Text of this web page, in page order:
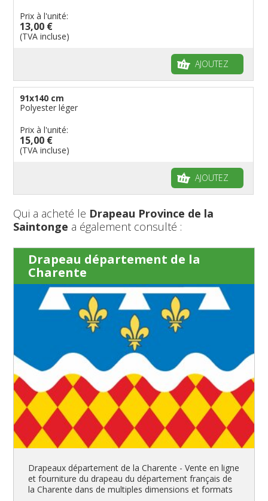
Prix à l'unité:
13,00 €
(TVA incluse)
AJOUTEZ
91x140 cm
Polyester léger
Prix à l'unité:
15,00 €
(TVA incluse)
AJOUTEZ
Qui a acheté le Drapeau Province de la
Saintonge a également consulté :
Drapeau département de la
Charente
Drapeaux département de la Charente - Vente en ligne
et fourniture du drapeau du département français de
la Charente dans de multiples dimensions et formats